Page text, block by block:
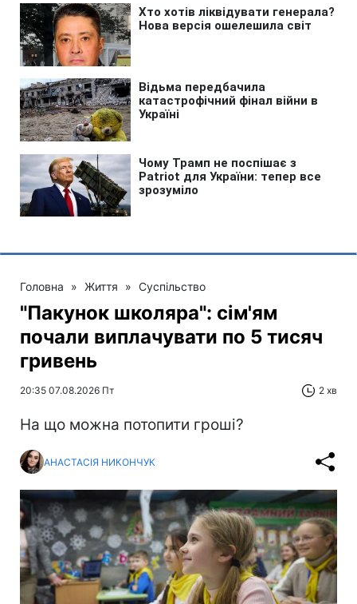
Головна » Життя » Суспільство
"Пакунок школяра": сім'ям
почали виплачувати по 5 тисяч
гривень
20:35 07.08.2026 Пт 2 хв
На що можна потопити гроші?
АНАСТАСІЯ НИКОНЧУК